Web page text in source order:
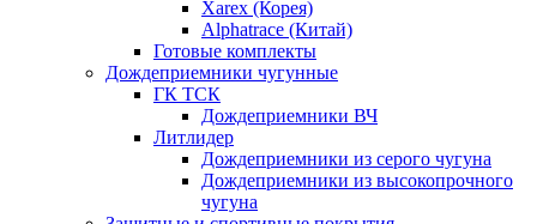
Xarex (Корея)
Alphatrace (Китай)
Готовые комплекты
Дождеприемники чугунные
ГК ТСК
Дождеприемники ВЧ
Литлидер
Дождеприемники из серого чугуна
Дождеприемники из высокопрочного
чугуна